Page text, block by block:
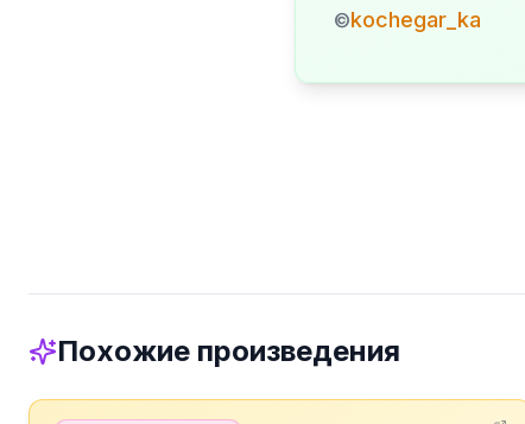
©kochegar_ka
Похожие произведения